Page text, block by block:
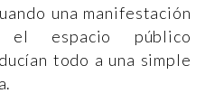
una manifestación
el espacio público
todo a una simple